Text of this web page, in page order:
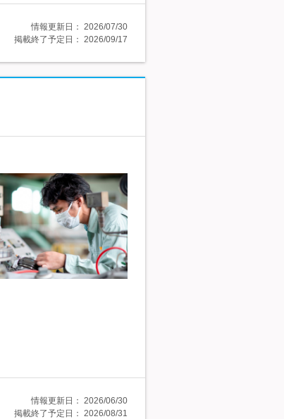
情報更新日： 2026/07/30
掲載終了予定日： 2026/09/17
情報更新日： 2026/06/30
掲載終了予定日： 2026/08/31